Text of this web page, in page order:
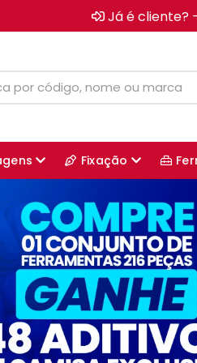
Já é cliente?
Fixação